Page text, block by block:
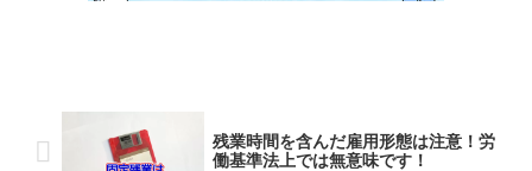
残業時間を含んだ雇用形態は注意！労
働基準法上では無意味です！